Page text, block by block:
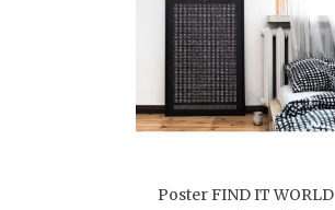
Poster FIND IT WORLD